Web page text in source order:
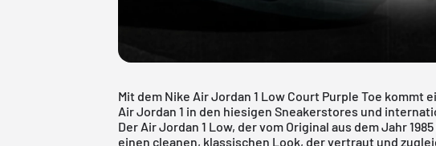
Mit dem Nike Air Jordan 1 Low Court Purple Toe kommt
Air Jordan 1 in den hiesigen Sneakerstores und
Der Air Jordan 1 Low, der vom Original aus dem Jahr
einen cleanen, klassischen Look, der vertraut und